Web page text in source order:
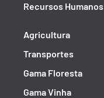
Recursos Humanos
Agricultura
Transportes
Gama Floresta
Gama Vinha